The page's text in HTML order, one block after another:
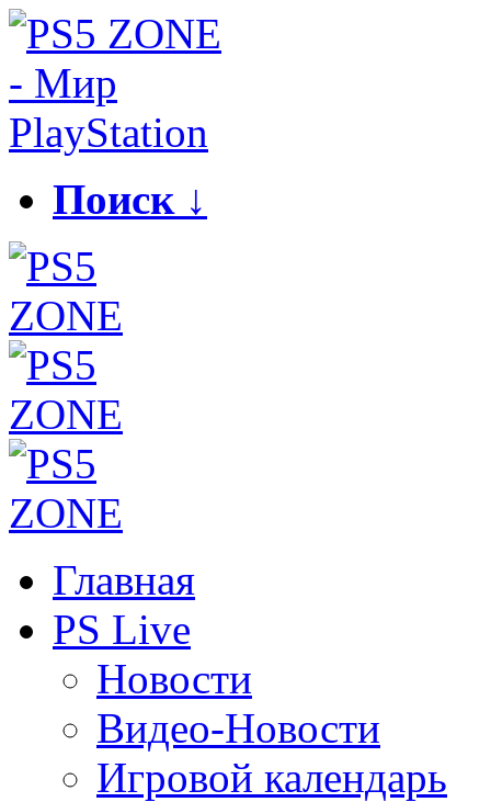
Поиск ↓
Главная
PS Live
Новости
Видео-Новости
Игровой календарь